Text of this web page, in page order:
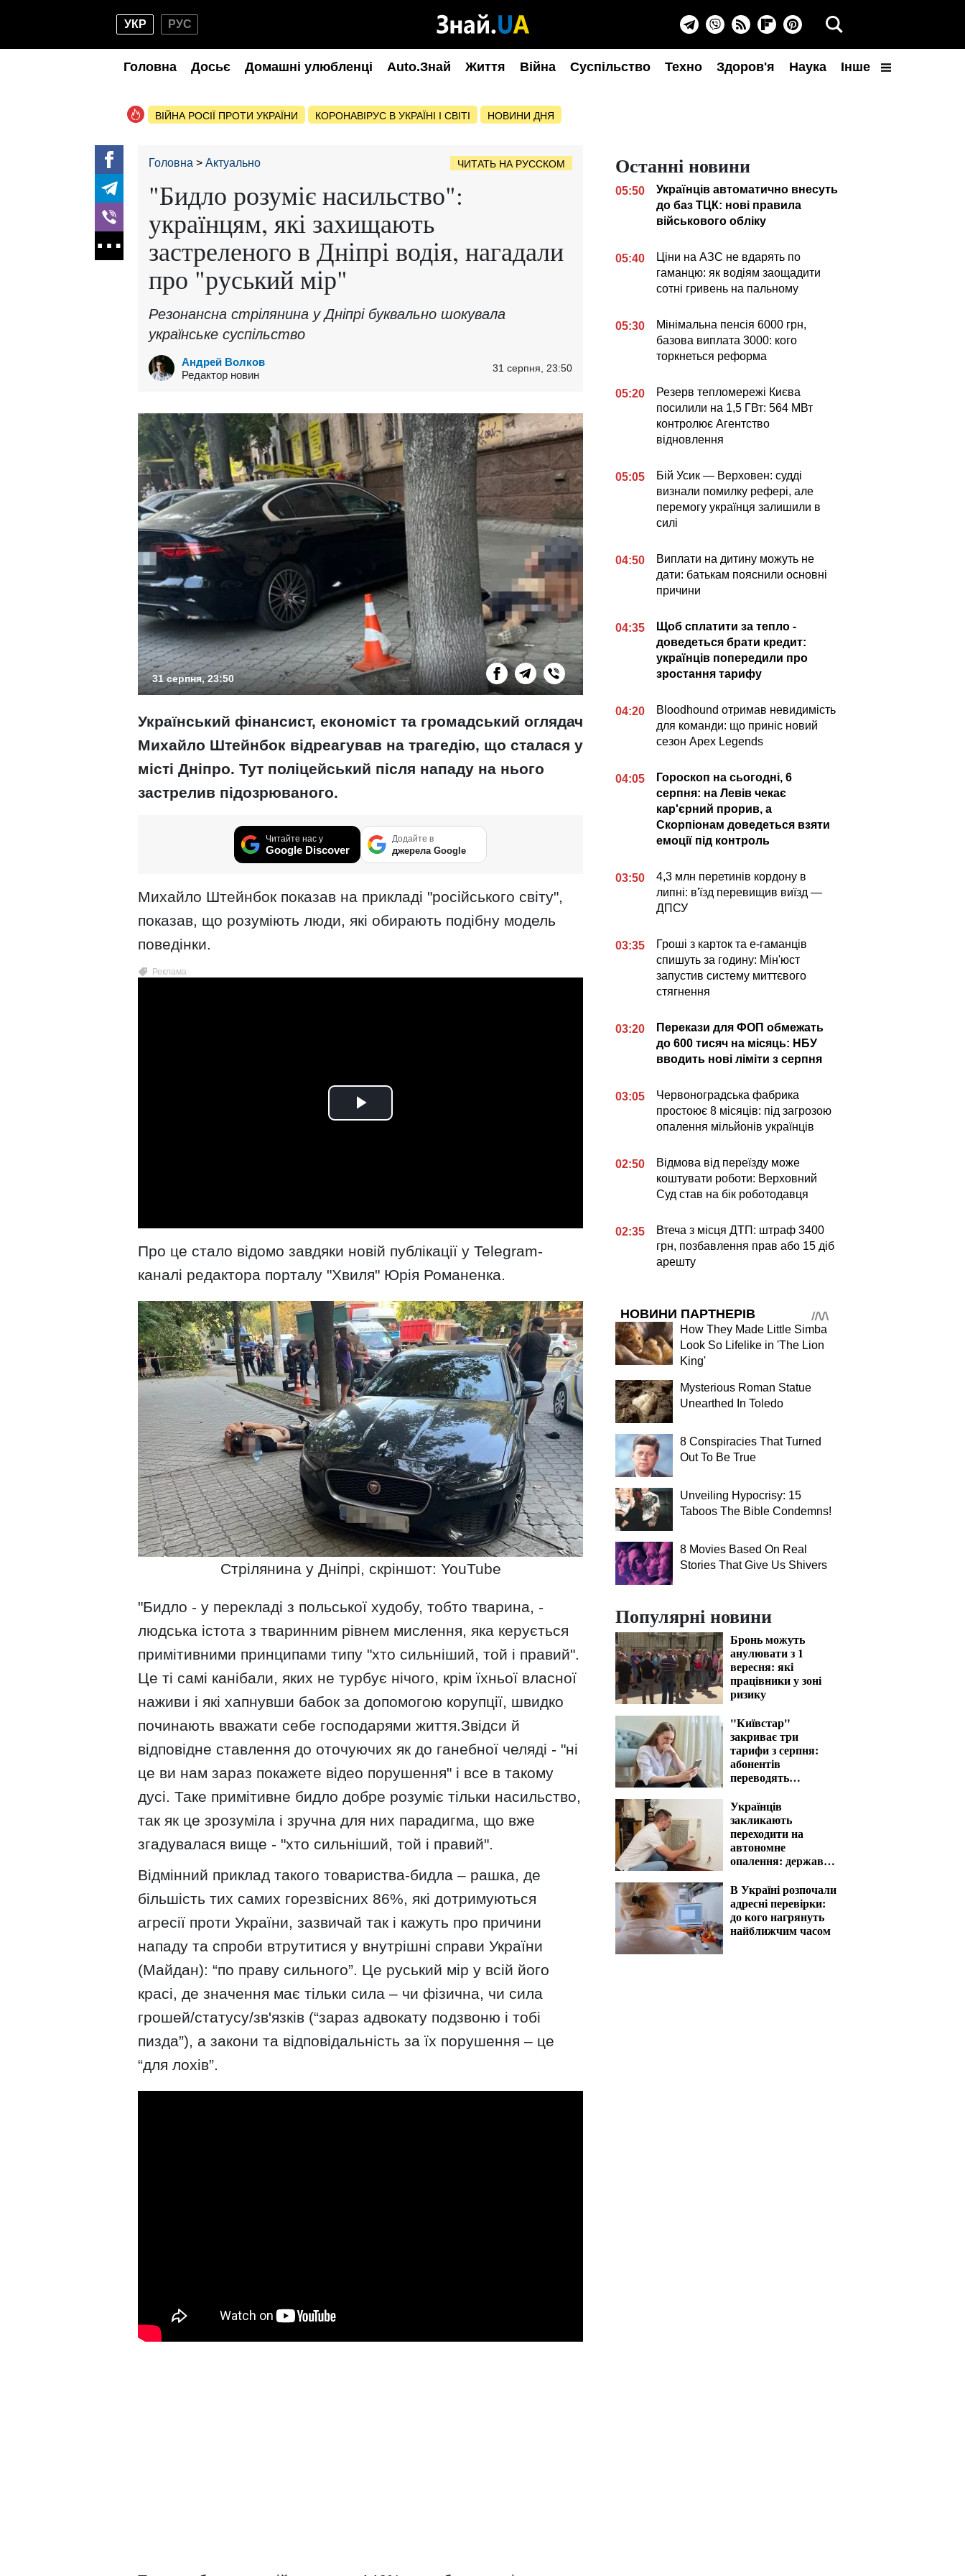
УКР РУС
Головна Досьє Домашні улюбленці Auto.Знай Життя Війна Суспільство Техно Здоров'я Наука Інше
ВІЙНА РОСІЇ ПРОТИ УКРАЇНИ КОРОНАВІРУС В УКРАЇНІ І СВІТІ НОВИНИ ДНЯ
Головна Актуально ЧИТАТЬ НА РУССКОМ
"Бидло розуміє насильство":
українцям, які захищають
застреленого в Дніпрі водія, нагадали
про "руський мір"
Резонансна стрілянина у Дніпрі буквально шокувала
українське суспільство
Андрей Волков
Редактор новин
31 серпня, 23:50
31 серпня, 23:50
Український фінансист, економіст та громадський оглядач
Михайло Штейнбок відреагував на трагедію, що сталася у
місті Дніпро. Тут поліцейський після нападу на нього
застрелив підозрюваного.
Читайте нас у
Google Discover
Додайте в
джерела Google
Михайло Штейнбок показав на прикладі "російського світу",
показав, що розуміють люди, які обирають подібну модель
поведінки.
Про це стало відомо завдяки новій публікації у Telegram-
каналі редактора порталу "Хвиля" Юрія Романенка.
Стрілянина у Дніпрі, скріншот: YouTube
"Бидло - у перекладі з польської худобу, тобто тварина, -
людська істота з тваринним рівнем мислення, яка керується
примітивними принципами типу "хто сильніший, той і правий".
Це ті самі канібали, яких не турбує нічого, крім їхньої власної
наживи і які хапнувши бабок за допомогою корупції, швидко
починають вважати себе господарями життя.Звідси й
відповідне ставлення до оточуючих як до ганебної челяді - "ні
це ви нам зараз покажете відео порушення" і все в такому
дусі. Таке примітивне бидло добре розуміє тільки насильство,
так як це зрозуміла і зручна для них парадигма, що вже
згадувалася вище - "хто сильніший, той і правий".
Відмінний приклад такого товариства-бидла – рашка, де
більшість тих самих горезвісних 86%, які дотримуються
агресії проти України, зазвичай так і кажуть про причини
нападу та спроби втрутитися у внутрішні справи України
(Майдан): “по праву сильного”. Це руський мір у всій його
красі, де значення має тільки сила – чи фізична, чи сила
грошей/статусу/зв'язків (“зараз адвокату подзвоню і тобі
пизда”), а закони та відповідальність за їх порушення – це
“для лохів”.
Останні новини
05:50
Українців автоматично внесуть
до баз ТЦК: нові правила
військового обліку
05:40
Ціни на АЗС не вдарять по
гаманцю: як водіям заощадити
сотні гривень на пальному
05:30
Мінімальна пенсія 6000 грн,
базова виплата 3000: кого
торкнеться реформа
05:20
Резерв тепломережі Києва
посилили на 1,5 ГВт: 564 МВт
контролює Агентство
відновлення
05:05
Бій Усик — Верховен: судді
визнали помилку рефері, але
перемогу українця залишили в
силі
04:50
Виплати на дитину можуть не
дати: батькам пояснили основні
причини
04:35
Щоб сплатити за тепло -
доведеться брати кредит:
українців попередили про
зростання тарифу
04:20
Bloodhound отримав невидимість
для команди: що приніс новий
сезон Apex Legends
04:05
Гороскоп на сьогодні, 6
серпня: на Левів чекає
кар'єрний прорив, а
Скорпіонам доведеться взяти
емоції під контроль
03:50
4,3 млн перетинів кордону в
липні: в'їзд перевищив виїзд —
ДПСУ
03:35
Гроші з карток та е-гаманців
спишуть за годину: Мін'юст
запустив систему миттєвого
стягнення
03:20
Перекази для ФОП обмежать
до 600 тисяч на місяць: НБУ
вводить нові ліміти з серпня
03:05
Червоноградська фабрика
простоює 8 місяців: під загрозою
опалення мільйонів українців
02:50
Відмова від переїзду може
коштувати роботи: Верховний
Суд став на бік роботодавця
02:35
Втеча з місця ДТП: штраф 3400
грн, позбавлення прав або 15 діб
арешту
НОВИНИ ПАРТНЕРІВ
How They Made Little Simba
Look So Lifelike in 'The Lion
King'
Mysterious Roman Statue
Unearthed In Toledo
8 Conspiracies That Turned
Out To Be True
Unveiling Hypocrisy: 15
Taboos The Bible Condemns!
8 Movies Based On Real
Stories That Give Us Shivers
Популярні новини
Бронь можуть
анулювати з 1
вересня: які
працівники у зоні
ризику
"Київстар"
закриває три
тарифи з серпня:
абонентів
переводять
Українців
закликають
переходити на
автономне
опалення: держава
В Україні розпочали
адресні перевірки:
до кого нагрянуть
найближчим часом